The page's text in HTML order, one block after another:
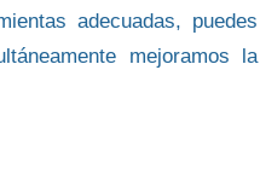
adecuadas, puedes
mejoramos la